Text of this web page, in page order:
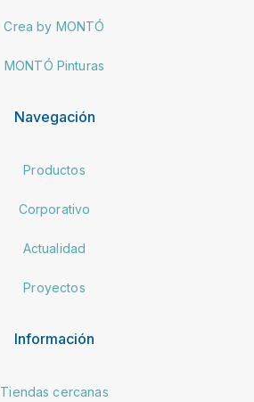
Crea by MONTÓ
MONTÓ Pinturas
Navegación
Productos
Corporativo
Actualidad
Proyectos
Información
Tiendas cercanas